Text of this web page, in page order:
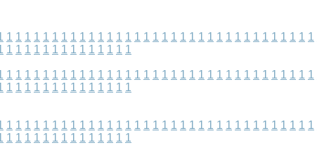
1 1 1 1 1 1 1 1 1 1 1 1 1 1 1 1 1 1 1 1 1 1 1 1 1 1 1 1 1 1 1 1 1 1
1 1 1 1 1 1 1 1 1 1 1 1 1 1
1 1 1 1 1 1 1 1 1 1 1 1 1 1 1 1 1 1 1 1 1 1 1 1 1 1 1 1 1 1 1 1 1 1
1 1 1 1 1 1 1 1 1 1 1 1 1 1
1 1 1 1 1 1 1 1 1 1 1 1 1 1 1 1 1 1 1 1 1 1 1 1 1 1 1 1 1 1 1 1 1 1
1 1 1 1 1 1 1 1 1 1 1 1 1 1